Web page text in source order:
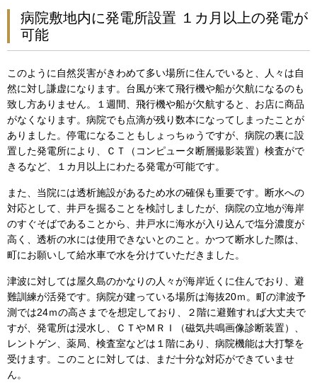
病院敷地内に発電所設置 １カ月以上の発電が
可能
このように自然災害がきわめて多い場所に住んでいると、人々は自
然に対し謙虚になります。台風が来て飛行機や船が欠航になるのも
致し方ありません。１週間、飛行機や船が欠航すると、お店に商品
がなくなります。病院でも点滴が残り数本になってしまったことが
ありました。停電になることもしょっちゅうですが、病院の裏に設
置した発電所により、ＣＴ（コンピュータ断層撮影装置）検査がで
きるなど、１カ月以上にわたる発電が可能です。
また、当院には透析施設があるため水の確保も重要です。断水への
対応として、井戸を掘ることを検討しましたが、病院の立地が海岸
のすぐそばであることから、井戸水に海水が入り込んで塩分濃度が
高く、透析の水には使用できないとのこと。かつて断水した際は、
町にお願いして給水車で水を分けていただきました。
津波に対しては屋久島のかなりの人々が海岸近くに住んでおり、避
難訓練が活発です。病院が建っている場所は海抜20ｍ。町の津波予
測では24ｍの高さまでを想定しており、２階に避難すれば大丈夫で
すが、発電所は浸水し、ＣＴやＭＲＩ（磁気共鳴画像診断装置）、
レントゲン、薬局、検査室などは１階にあり、病院機能は大打撃を
受けます。このことに対しては、まだ十分な対応ができていませ
ん。